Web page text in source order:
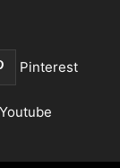
Pinterest
Youtube